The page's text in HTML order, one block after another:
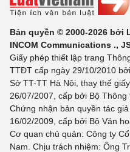
Bản quyền © 2000-2026 bởi
INCOM Communications .,
Giấy phép thiết lập trang
TTĐT cấp ngày 29/10/2010 bởi
Sở TT-TT Hà Nội, thay thế
26/07/2007, cấp bởi Bộ Thông
Chứng nhận bản quyền tác
16/02/2009, cấp bởi Bộ Văn
Cơ quan chủ quản: Công ty
Nam. Chịu trách nhiệm: Ông